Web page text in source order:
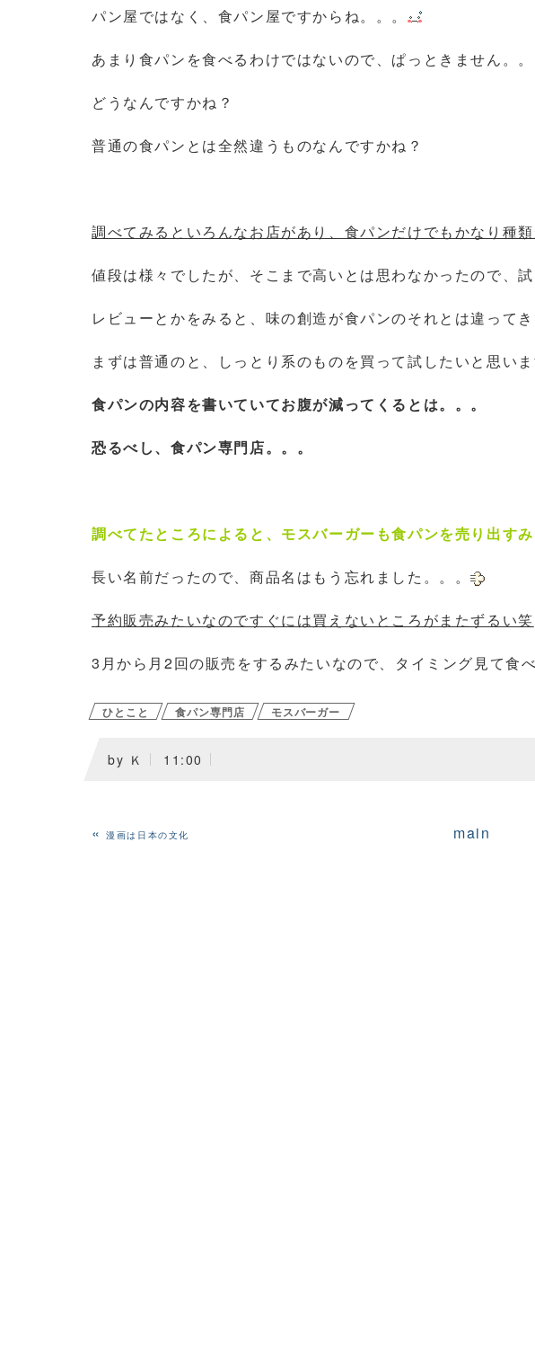
パン屋ではなく、食パン屋ですからね。。。
あまり食パンを食べるわけではないので、ぱっときません。。
どうなんですかね？
普通の食パンとは全然違うものなんですかね？
調べてみるといろんなお店があり、食パンだけでもかなり種
値段は様々でしたが、そこまで高いとは思わなかったので、
レビューとかをみると、味の創造が食パンのそれとは違って
まずは普通のと、しっとり系のものを買って試したいと思い
食パンの内容を書いていてお腹が減ってくるとは。。。
恐るべし、食パン専門店。。。
調べてたところによると、モスバーガーも食パンを売り出すみ
長い名前だったので、商品名はもう忘れました。。。
予約販売みたいなのですぐには買えないところがまたずるい笑
3月から月2回の販売をするみたいなので、タイミング見て食
ひとこと 食パン専門店 モスバーガー
by Ｋ 11:00
«漫画は日本の文化 main